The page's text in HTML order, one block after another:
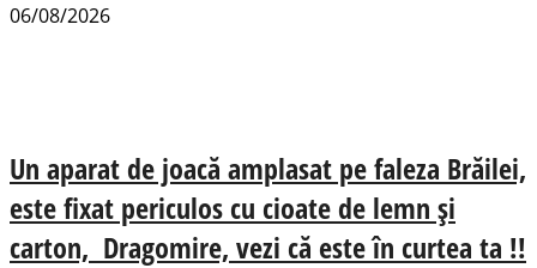
06/08/2026
Un aparat de joacă amplasat pe faleza Brăilei,
este fixat periculos cu cioate de lemn și
carton, Dragomire, vezi că este în curtea ta !!